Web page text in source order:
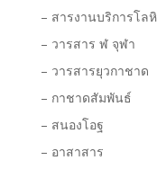
– สารงานบริการโล
– วารสาร ฬ จุฬา
– วารสารยุวกาชาด
– กาชาดสัมพันธ์
– สนองโอฐ
– อาสาสาร